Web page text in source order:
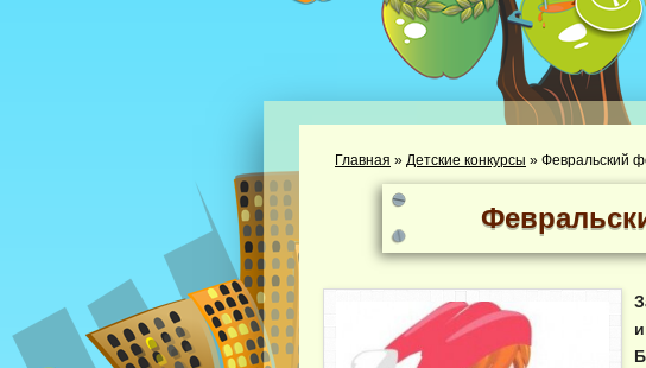
Главная » Детские конкурсы » Февральский